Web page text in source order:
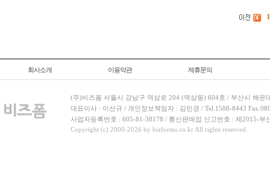
1
회사소개 이용약관 제휴문의
(주)비즈폼 서울시 강남구 역삼로 204 (역삼동) 604호 / 부산시 해운
대표이사 : 이선규 / 개인정보책임자 : 김민경 / Tel.1588-8443
사업자등록번호 : 605-81-38178 / 통신판매업 신고번호 : 제2015-부
Copyright (c) 2000-2026 by bizforms.co.kr All rights reserved.